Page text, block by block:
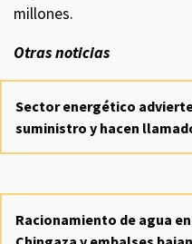
millones.
Otras noticias
Sector energético
suministro y hacen
Racionamiento de agua